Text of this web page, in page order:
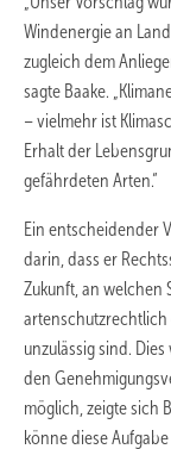
Windenergie an
zugleich dem
sagte Baake.
– vielmehr ist
Erhalt der
gefährdeten Arten.“
Ein entscheidender
darin, dass er
Zukunft, an welchen
artenschutzrechtlich
unzulässig sind.
den
möglich, zeigte sich
könne diese